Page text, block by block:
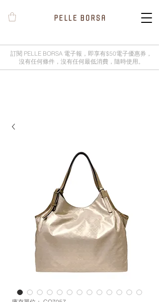
訂閱 PELLE BORSA 電子報，即享有$50電子優惠券，
沒有任何條件，沒有任何最低消費，隨時使用。